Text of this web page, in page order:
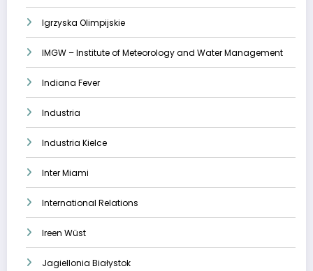
Igrzyska Olimpijskie
IMGW – Institute of Meteorology and Water Management
Indiana Fever
Industria
Industria Kielce
Inter Miami
International Relations
Ireen Wüst
Jagiellonia Białystok